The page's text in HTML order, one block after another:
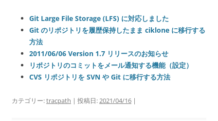
Git Large File Storage (LFS) に対応しました
Git のリポジトリを履歴保持したまま ciklone に移行する
方法
2011/06/06 Version 1.7 リリースのお知らせ
リポジトリのコミットをメール通知する機能（設定）
CVS リポジトリを SVN や Git に移行する方法
カテゴリー:tracpath | 投稿日: 2021/04/16 |